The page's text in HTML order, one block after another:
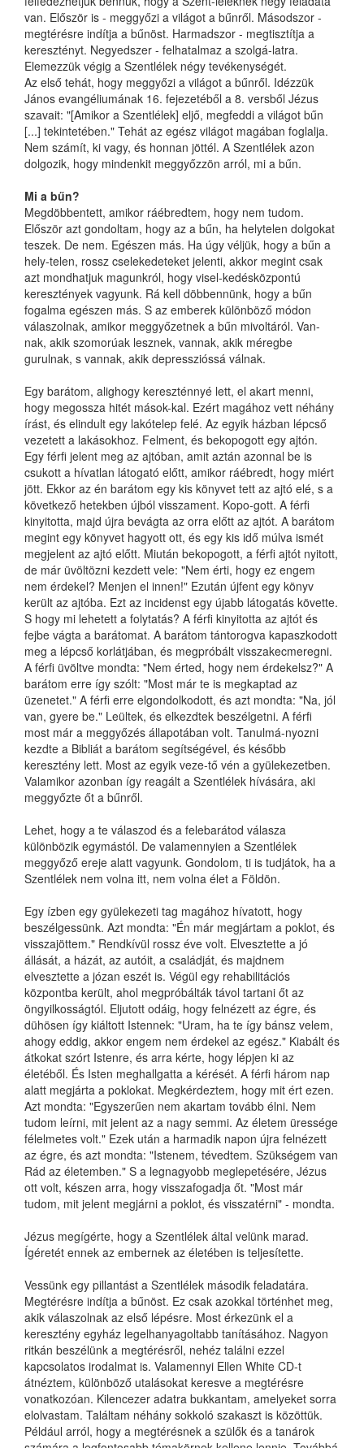
van. Először is - meggyőzi a világot a bűnről. Másodszor -
megtérésre indítja a bűnöst. Harmadszor - megtisztítja a
keresztényt. Negyedszer - felhatalmaz a szolgá-latra.
Elemezzük végig a Szentlélek négy tevékenységét.
Az első tehát, hogy meggyőzi a világot a bűnről. Idézzük
János evangéliumának 16. fejezetéből a 8. versből Jézus
szavait: "[Amikor a Szentlélek] eljő, megfeddi a világot bűn
[...] tekintetében." Tehát az egész világot magában foglalja.
Nem számít, ki vagy, és honnan jöttél. A Szentlélek azon
dolgozik, hogy mindenkit meggyőzzön arról, mi a bűn.
Mi a bűn?
Megdöbbentett, amikor ráébredtem, hogy nem tudom.
Először azt gondoltam, hogy az a bűn, ha helytelen dolgokat
teszek. De nem. Egészen más. Ha úgy véljük, hogy a bűn a
hely-telen, rossz cselekedeteket jelenti, akkor megint csak
azt mondhatjuk magunkról, hogy visel-kedésközpontú
keresztények vagyunk. Rá kell döbbennünk, hogy a bűn
fogalma egészen más. S az emberek különböző módon
válaszolnak, amikor meggyőzetnek a bűn mivoltáról. Van-
nak, akik szomorúak lesznek, vannak, akik méregbe
gurulnak, s vannak, akik depresszióssá válnak.
Egy barátom, alighogy kereszténnyé lett, el akart menni,
hogy megossza hitét mások-kal. Ezért magához vett néhány
írást, és elindult egy lakótelep felé. Az egyik házban lépcső
vezetett a lakásokhoz. Felment, és bekopogott egy ajtón.
Egy férfi jelent meg az ajtóban, amit aztán azonnal be is
csukott a hívatlan látogató előtt, amikor ráébredt, hogy miért
jött. Ekkor az én barátom egy kis könyvet tett az ajtó elé, s a
következő hetekben újból visszament. Kopo-gott. A férfi
kinyitotta, majd újra bevágta az orra előtt az ajtót. A barátom
megint egy könyvet hagyott ott, és egy kis idő múlva ismét
megjelent az ajtó előtt. Miután bekopogott, a férfi ajtót nyitott,
de már üvöltözni kezdett vele: "Nem érti, hogy ez engem
nem érdekel? Menjen el innen!" Ezután újfent egy könyv
került az ajtóba. Ezt az incidenst egy újabb látogatás követte.
S hogy mi lehetett a folytatás? A férfi kinyitotta az ajtót és
fejbe vágta a barátomat. A barátom tántorogva kapaszkodott
meg a lépcső korlátjában, és megpróbált visszakecmeregni.
A férfi üvöltve mondta: "Nem érted, hogy nem érdekelsz?" A
barátom erre így szólt: "Most már te is megkaptad az
üzenetet." A férfi erre elgondolkodott, és azt mondta: "Na, jól
van, gyere be." Leültek, és elkezdtek beszélgetni. A férfi
most már a meggyőzés állapotában volt. Tanulmá-nyozni
kezdte a Bibliát a barátom segítségével, és később
keresztény lett. Most az egyik veze-tő vén a gyülekezetben.
Valamikor azonban így reagált a Szentlélek hívására, aki
meggyőzte őt a bűnről.
Lehet, hogy a te válaszod és a felebarátod válasza
különbözik egymástól. De valamennyien a Szentlélek
meggyőző ereje alatt vagyunk. Gondolom, ti is tudjátok, ha a
Szentlélek nem volna itt, nem volna élet a Földön.
Egy ízben egy gyülekezeti tag magához hívatott, hogy
beszélgessünk. Azt mondta: "Én már megjártam a poklot, és
visszajöttem." Rendkívül rossz éve volt. Elvesztette a jó
állását, a házát, az autóit, a családját, és majdnem
elvesztette a józan eszét is. Végül egy rehabilitációs
központba került, ahol megpróbálták távol tartani őt az
öngyilkosságtól. Eljutott odáig, hogy felnézett az égre, és
dühösen így kiáltott Istennek: "Uram, ha te így bánsz velem,
ahogy eddig, akkor engem nem érdekel az egész." Kiabált és
átkokat szórt Istenre, és arra kérte, hogy lépjen ki az
életéből. És Isten meghallgatta a kérését. A férfi három nap
alatt megjárta a poklokat. Megkérdeztem, hogy mit ért ezen.
Azt mondta: "Egyszerűen nem akartam tovább élni. Nem
tudom leírni, mit jelent az a nagy semmi. Az életem üressége
félelmetes volt." Ezek után a harmadik napon újra felnézett
az égre, és azt mondta: "Istenem, tévedtem. Szükségem van
Rád az életemben." S a legnagyobb meglepetésére, Jézus
ott volt, készen arra, hogy visszafogadja őt. "Most már
tudom, mit jelent megjárni a poklot, és visszatérni" - mondta.
Jézus megígérte, hogy a Szentlélek által velünk marad.
Ígéretét ennek az embernek az életében is teljesítette.
Vessünk egy pillantást a Szentlélek második feladatára.
Megtérésre indítja a bűnöst. Ez csak azokkal történhet meg,
akik válaszolnak az első lépésre. Most érkezünk el a
keresztény egyház legelhanyagoltabb tanításához. Nagyon
ritkán beszélünk a megtérésről, nehéz találni ezzel
kapcsolatos irodalmat is. Valamennyi Ellen White CD-t
átnéztem, különböző utalásokat keresve a megtérésre
vonatkozóan. Kilencezer adatra bukkantam, amelyeket sorra
elolvastam. Találtam néhány sokkoló szakaszt is közöttük.
Például arról, hogy a megtérésnek a szülők és a tanárok